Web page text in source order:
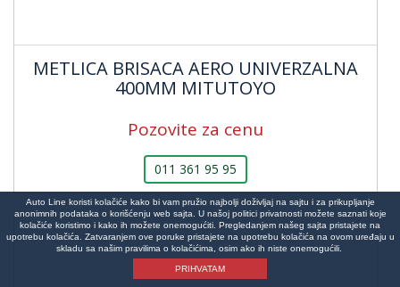
METLICA BRISACA AERO UNIVERZALNA
400MM MITUTOYO
Pozovite za cenu
011 361 95 95
Auto Line koristi kolačiće kako bi vam pružio najbolji doživljaj na sajtu i za prikupljanje
anonimnih podataka o korišćenju web sajta. U našoj politici privatnosti možete saznati koje
kolačiće koristimo i kako ih možete onemogućiti. Pregledanjem našeg sajta pristajete na
upotrebu kolačića. Zatvaranjem ove poruke pristajete na upotrebu kolačića na ovom uređaju u
skladu sa našim pravilima o kolačićima, osim ako ih niste onemogućili.
PRIHVATAM